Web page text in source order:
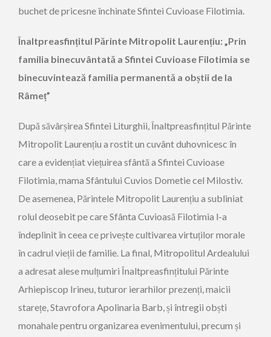
buchet de pricesne închinate Sfintei Cuvioase Filotimia.
Înaltpreasfințitul Părinte Mitropolit Laurențiu: „Prin
familia binecuvântată a Sfintei Cuvioase Filotimia se
binecuvintează familia permanentă a obștii de la
Râmeț”
După săvârșirea Sfintei Liturghii, Înaltpreasfințitul Părinte
Mitropolit Laurențiu a rostit un cuvânt duhovnicesc în
care a evidențiat viețuirea sfântă a Sfintei Cuvioase
Filotimia, mama Sfântului Cuvios Dometie cel Milostiv.
De asemenea, Părintele Mitropolit Laurențiu a subliniat
rolul deosebit pe care Sfânta Cuvioasă Filotimia l-a
îndeplinit în ceea ce privește cultivarea virtuților morale
în cadrul vieții de familie. La final, Mitropolitul Ardealului
a adresat alese mulțumiri Înaltpreasfințitului Părinte
Arhiepiscop Irineu, tuturor ierarhilor prezenți, maicii
starețe, Stavrofora Apolinaria Barb, și întregii obști
monahale pentru organizarea evenimentului, precum și